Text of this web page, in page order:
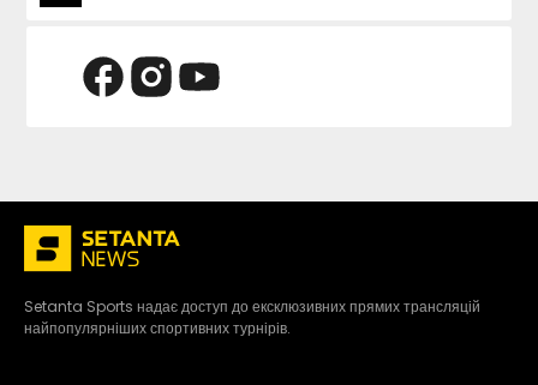
Setanta Sports надає доступ до ексклюзивних прямих трансляцій
найпопулярніших спортивних турнірів.